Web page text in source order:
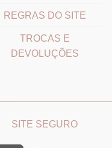
REGRAS DO SITE
TROCAS E
DEVOLUÇÕES
SITE SEGURO